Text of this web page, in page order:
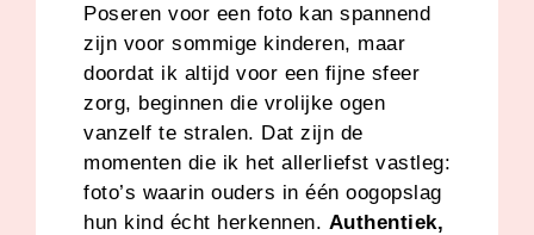
Poseren voor een foto kan spannend
zijn voor sommige kinderen, maar
doordat ik altijd voor een fijne sfeer
zorg, beginnen die vrolijke ogen
vanzelf te stralen. Dat zijn de
momenten die ik het allerliefst vastleg:
foto’s waarin ouders in één oogopslag
hun kind écht herkennen. Authentiek,